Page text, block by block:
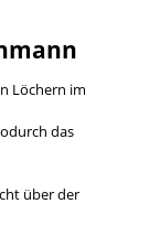
Löchern im
das
über der